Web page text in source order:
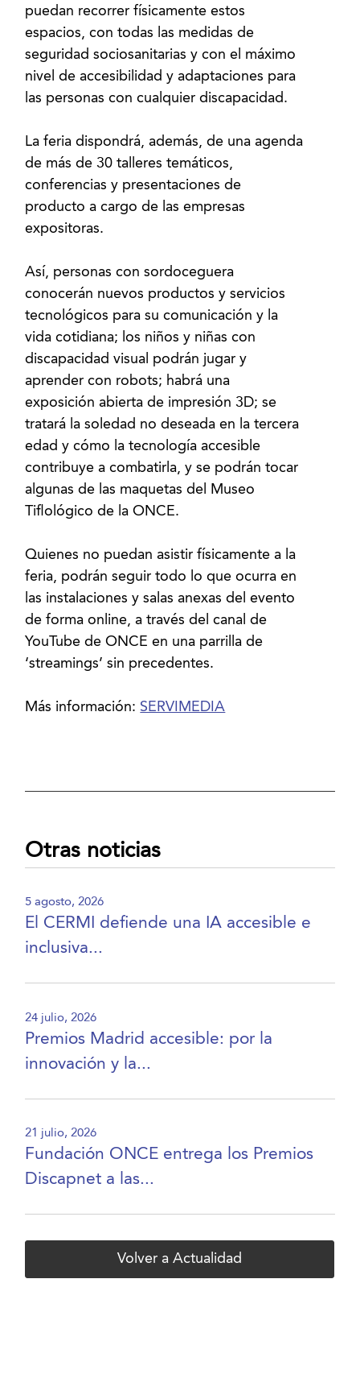
puedan recorrer físicamente estos
espacios, con todas las medidas de
seguridad sociosanitarias y con el máximo
nivel de accesibilidad y adaptaciones para
las personas con cualquier discapacidad.
La feria dispondrá, además, de una agenda
de más de 30 talleres temáticos,
conferencias y presentaciones de
producto a cargo de las empresas
expositoras.
Así, personas con sordoceguera
conocerán nuevos productos y servicios
tecnológicos para su comunicación y la
vida cotidiana; los niños y niñas con
discapacidad visual podrán jugar y
aprender con robots; habrá una
exposición abierta de impresión 3D; se
tratará la soledad no deseada en la tercera
edad y cómo la tecnología accesible
contribuye a combatirla, y se podrán tocar
algunas de las maquetas del Museo
Tiflológico de la ONCE.
Quienes no puedan asistir físicamente a la
feria, podrán seguir todo lo que ocurra en
las instalaciones y salas anexas del evento
de forma online, a través del canal de
YouTube de ONCE en una parrilla de
‘streamings’ sin precedentes.
Más información: SERVIMEDIA
Otras noticias
5 agosto, 2026
El CERMI defiende una IA accesible e
inclusiva...
24 julio, 2026
Premios Madrid accesible: por la
innovación y la...
21 julio, 2026
Fundación ONCE entrega los Premios
Discapnet a las...
Volver a Actualidad